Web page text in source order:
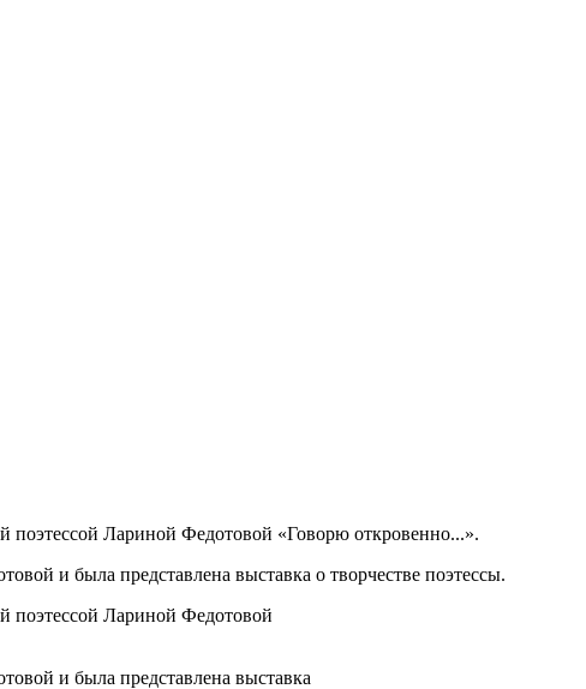
поэтессой Лариной Федотовой «Говорю откровенно...».
и была представлена выставка о творчестве поэтессы.
поэтессой Лариной Федотовой
и была представлена выставка